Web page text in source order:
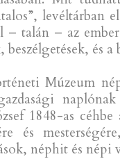
levéltárban
talán – az
és
Múzeum
1848-as
és
néphit és népi